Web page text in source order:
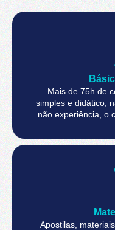
Mais de 75h de
simples e didático,
não experiência, o
Apostilas,